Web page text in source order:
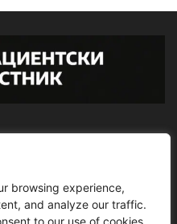
browsing experience,
and analyze our traffic.
to our use of cookies.
НИ